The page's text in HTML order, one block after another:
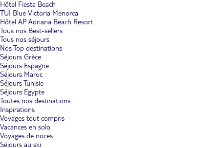
Hôtel Fiesta Beach
TUI Blue Victoria Menorca
Hôtel AP Adriana Beach Resort
Tous nos Best-sellers
Tous nos séjours
Nos Top destinations
Séjours Grèce
Séjours Espagne
Séjours Maroc
Séjours Tunisie
Séjours Egypte
Toutes nos destinations
Inspirations
Voyages tout compris
Vacances en solo
Voyages de noces
Séjours au ski